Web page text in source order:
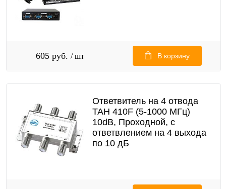
605 руб. / шт В корзину
Ответвитель на 4 отвода
TAH 410F (5-1000 МГц)
10dB, Проходной, с
ответвлением на 4 выхода
по 10 дБ